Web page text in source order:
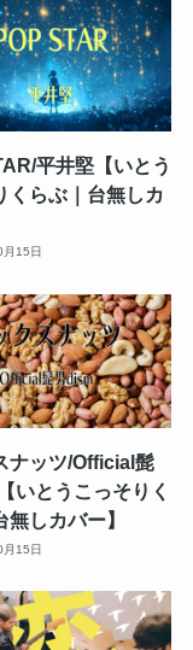
平井堅【いとう
くらぶ｜台無しカ
15日
ナッツ/Official髭
いとうこっそりく
無しカバー】
15日